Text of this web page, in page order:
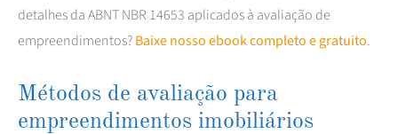
detalhes da ABNT NBR 14653 aplicados à avaliação de
empreendimentos?Baixe nosso ebook completo e gratuito.
Métodos de avaliação para
empreendimentos imobiliários